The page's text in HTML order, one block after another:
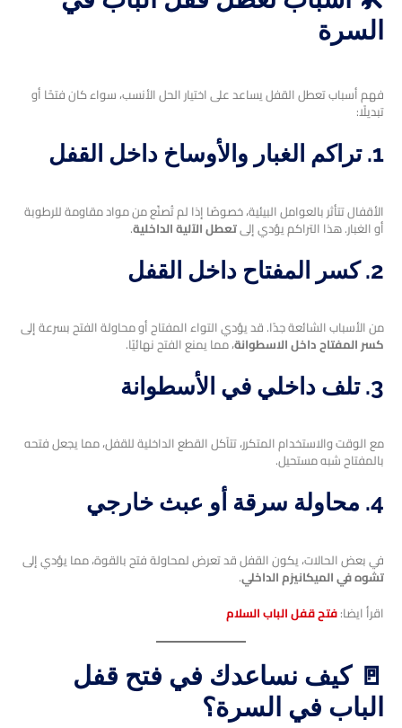
السرة
فهم أسباب تعطل القفل يساعد على اختيار الحل الأنسب، سواء كان فتحًا أو
تبديلًا:
1. تراكم الغبار والأوساخ داخل القفل
الأقفال تتأثر بالعوامل البيئية، خصوصًا إذا لم تُصنّع من مواد مقاومة للرطوبة
أو الغبار. هذا التراكم يؤدي إلىتعطل الآلية الداخلية.
2. كسر المفتاح داخل القفل
من الأسباب الشائعة جدًا. قد يؤدي التواء المفتاح أو محاولة الفتح بسرعة إلى
كسر المفتاح داخل الاسطوانة، مما يمنع الفتح نهائيًا.
3. تلف داخلي في الأسطوانة
مع الوقت والاستخدام المتكرر، تتآكل القطع الداخلية للقفل، مما يجعل فتحه
بالمفتاح شبه مستحيل.
4. محاولة سرقة أو عبث خارجي
في بعض الحالات، يكون القفل قد تعرض لمحاولة فتح بالقوة، مما يؤدي إلى
تشوه في الميكانيزم الداخلي.
اقرأ ايضا:فتح قفل الباب السلام
🚪 كيف نساعدك في فتح قفل
الباب في السرة؟